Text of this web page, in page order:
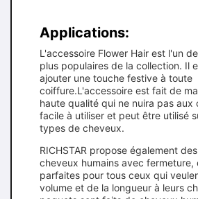
Applications:
L'accessoire Flower Hair est l'un
plus populaires de la collection. Il
ajouter une touche festive à toute
coiffure.L'accessoire est fait de
haute qualité qui ne nuira pas aux
facile à utiliser et peut être utilisé
types de cheveux.
RICHSTAR propose également
cheveux humains avec fermeture,
parfaites pour tous ceux qui
volume et de la longueur à leurs